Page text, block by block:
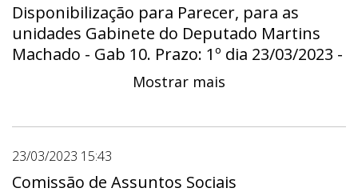
Disponibilização para Parecer, para as
unidades Gabinete do Deputado Martins
Machado - Gab 10. Prazo: 1º dia 23/03/2023 -
00:00 a útimo dia 05/04/2023 - 23:59
Mostrar mais
23/03/2023 15:43
Comissão de Assuntos Sociais